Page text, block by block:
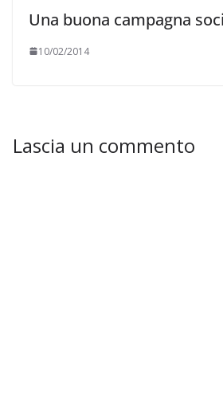
Una buona campagna
10/02/2014
Lascia un commento